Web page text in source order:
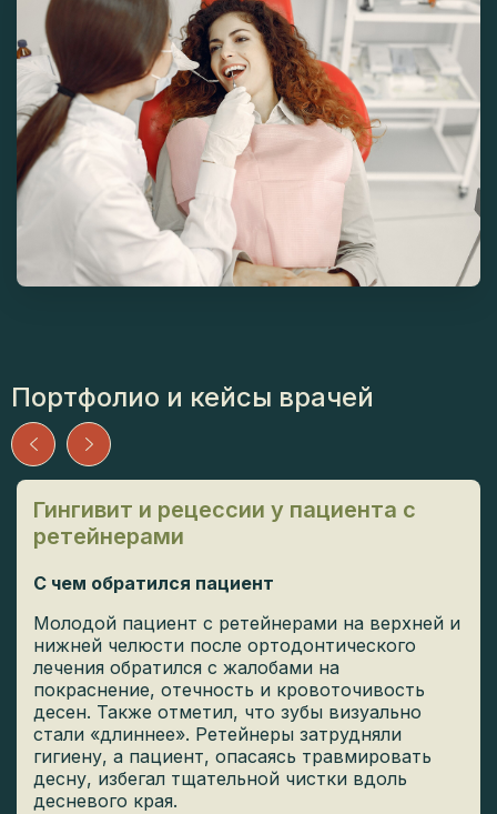
Портфолио и кейсы врачей
Гингивит и рецессии у пациента с
ретейнерами
С чем обратился пациент
Молодой пациент с ретейнерами на верхней и
нижней челюсти после ортодонтического
лечения обратился с жалобами на
покраснение, отечность и кровоточивость
десен. Также отметил, что зубы визуально
стали «длиннее». Ретейнеры затрудняли
гигиену, а пациент, опасаясь травмировать
десну, избегал тщательной чистки вдоль
десневого края.